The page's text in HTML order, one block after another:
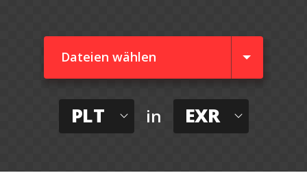
Dateien wählen
PLT in EXR